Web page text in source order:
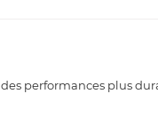
performances plus